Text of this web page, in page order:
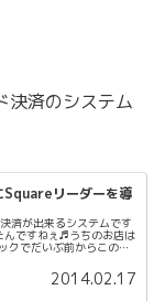
決済のシステム
Squareリーダーを導
済が出来るシステムです
ですねぇ♬うちのお店は
クでだいぶ前からこの商
2014.02.17